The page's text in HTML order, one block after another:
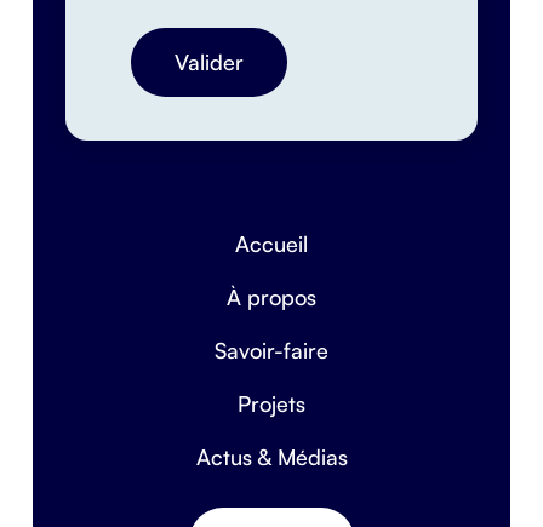
Accueil
À propos
Savoir-faire
Projets
Actus & Médias